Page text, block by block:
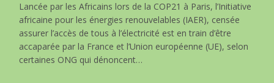
Lancée par les Africains lors de la COP21 à Paris, l’Initiative
africaine pour les énergies renouvelables (IAER), censée
assurer l’accès de tous à l’électricité est en train d’être
accaparée par la France et l’Union européenne (UE), selon
certaines ONG qui dénoncent…